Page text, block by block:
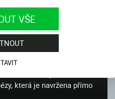
VŠE4SR
v modrém provedení?
která je navržena přímo